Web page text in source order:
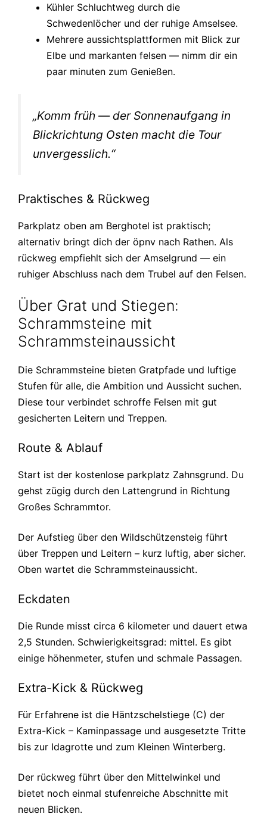
Kühler Schluchtweg durch die
Schwedenlöcher und der ruhige Amselsee.
Mehrere aussichtsplattformen mit Blick zur
Elbe und markanten felsen — nimm dir ein
paar minuten zum Genießen.
„Komm früh — der Sonnenaufgang in
Blickrichtung Osten macht die Tour
unvergesslich.“
Praktisches & Rückweg
Parkplatz oben am Berghotel ist praktisch;
alternativ bringt dich der öpnv nach Rathen. Als
rückweg empfiehlt sich der Amselgrund — ein
ruhiger Abschluss nach dem Trubel auf den Felsen.
Über Grat und Stiegen:
Schrammsteine mit
Schrammsteinaussicht
Die Schrammsteine bieten Gratpfade und luftige
Stufen für alle, die Ambition und Aussicht suchen.
Diese tour verbindet schroffe Felsen mit gut
gesicherten Leitern und Treppen.
Route & Ablauf
Start ist der kostenlose parkplatz Zahnsgrund. Du
gehst zügig durch den Lattengrund in Richtung
Großes Schrammtor.
Der Aufstieg über den Wildschützensteig führt
über Treppen und Leitern – kurz luftig, aber sicher.
Oben wartet die Schrammsteinaussicht.
Eckdaten
Die Runde misst circa 6 kilometer und dauert etwa
2,5 Stunden. Schwierigkeitsgrad: mittel. Es gibt
einige höhenmeter, stufen und schmale Passagen.
Extra-Kick & Rückweg
Für Erfahrene ist die Häntzschelstiege (C) der
Extra-Kick – Kaminpassage und ausgesetzte Tritte
bis zur Idagrotte und zum Kleinen Winterberg.
Der rückweg führt über den Mittelwinkel und
bietet noch einmal stufenreiche Abschnitte mit
neuen Blicken.